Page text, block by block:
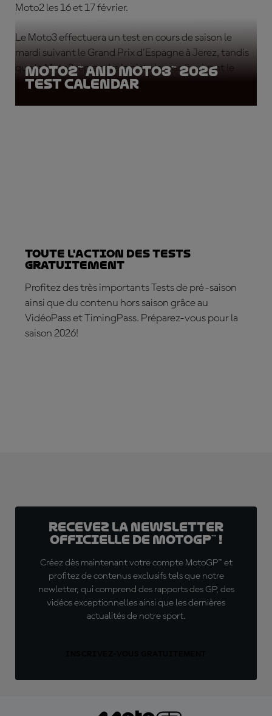
Moto2 les 16 et 17 février.
Le Moto3 effectuera un test en cours de saison le
mardi suivant le Grand Prix d'Espagne à Jerez, tandis
que le Moto2 reprendra la piste le mardi suivant le
Grand Prix de Catalogne à Barcelone.
Moto2™ and Moto3™ 2026
Test Calendar
Toute l'action des Tests
gratuitement
Profitez des très importants Tests de pré-saison
ainsi que du contenu hors saison grâce au
VidéoPass et TimingPass. Préparez-vous pour la
saison 2026!
Recevez la Newsletter
officielle de MotoGP™ !
Créez dès maintenant votre compte MotoGP™ et
profitez de contenus exclusifs tels que notre
newletter, qui comprend des rapports des GP, des
vidéos exceptionnelles ainsi que les dernières
actualités de notre sport.